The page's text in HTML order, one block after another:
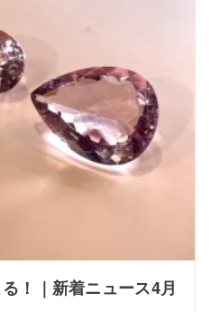
！｜新着ニュース4月